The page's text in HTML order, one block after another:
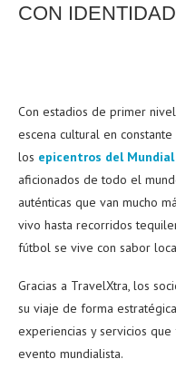
CON
Con estadios de primer
escena cultural en
los epicentros del Mundial
aficionados de todo el
auténticas que van mucho
vivo hasta recorridos
fútbol se vive con sabor
Gracias a TravelXtra, los
su viaje de forma
experiencias y servicios
evento mundialista.